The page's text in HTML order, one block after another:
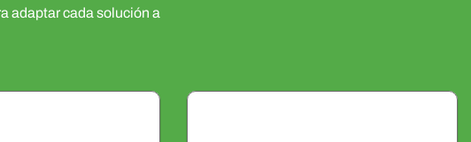
adaptar cada solución a